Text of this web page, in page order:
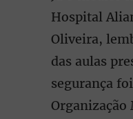
Hospital
Oliveira,
das aulas
segurança
Organização